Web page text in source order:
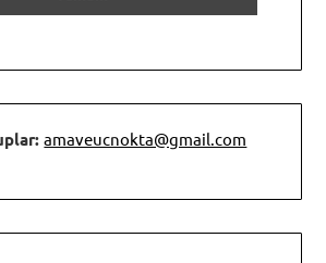
amaveucnokta@gmail.com